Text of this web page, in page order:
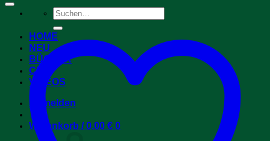
Suchen
nach:
HOME
NEU
BÜCHER
CDs
VIDEOS
Anmelden
Warenkorb /0,00 € 0